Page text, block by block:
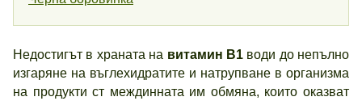
Недостигът в храната на витамин B1 води до непълно
изгаряне на въглехидратите и натрупване в организма
на продукти ст междинната им обмяна, които оказват